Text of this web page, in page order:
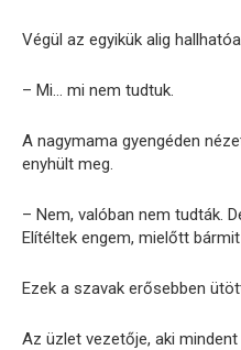
Végül az egyikük alig
– Mi… mi nem tudtuk.
A nagymama gyengéden
enyhült meg.
– Nem, valóban nem tudták.
Elítéltek engem, mielőtt
Ezek a szavak erősebben
Az üzlet vezetője, aki